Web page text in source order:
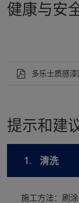
健康与安
多乐士质感
提示和建
1. 清洗
施工方法：刷